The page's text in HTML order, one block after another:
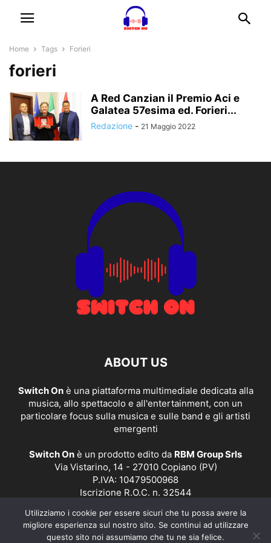
Home Tags Forieri
forieri
A Red Canzian il Premio Aci e
Galatea 57esima ed. Forieri...
Redazione - 21 Maggio 2022
ABOUT US
Switch Onè una piattaforma multimediale dedicata alla
musica, allo spettacolo e all'entertainment, con un
particolare focus sulla musica e sulle band e gli artisti
emergenti
Switch On è un prodotto edito da RBM Group Srls
Via Vistarino, 14 - 27010 Copiano (PV)
P.IVA: 10479500968
Iscrizione R.O.C. n. 32544
Contact us: redazione@switchonmusic.it
Utilizziamo i cookie per essere sicuri che tu possa avere la
migliore esperienza sul nostro sito. Se continui ad utilizzare
questo sito noi assumiamo che tu ne sia felice.